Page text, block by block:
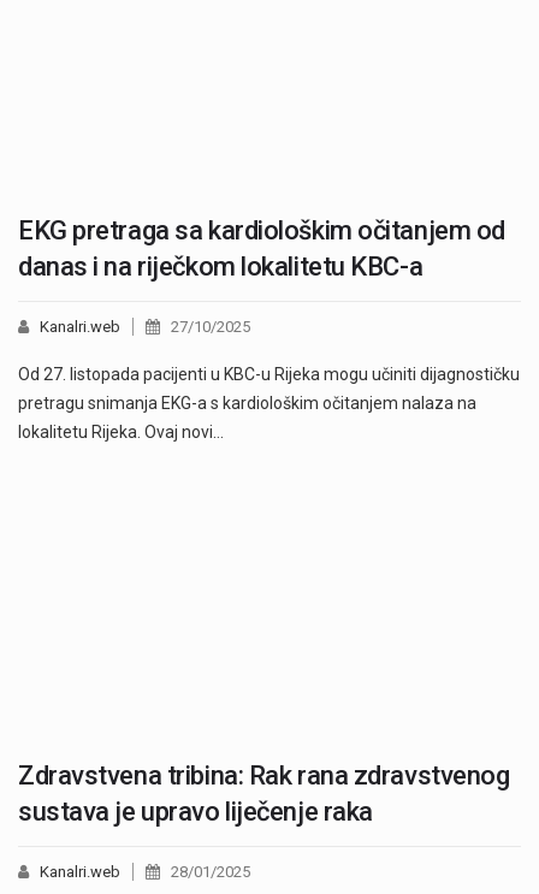
EKG pretraga sa kardiološkim očitanjem od
danas i na riječkom lokalitetu KBC-a
Kanalri.web 27/10/2025
Od 27. listopada pacijenti u KBC-u Rijeka mogu učiniti dijagnostičku
pretragu snimanja EKG-a s kardiološkim očitanjem nalaza na
lokalitetu Rijeka. Ovaj novi…
Zdravstvena tribina: Rak rana zdravstvenog
sustava je upravo liječenje raka
Kanalri.web 28/01/2025